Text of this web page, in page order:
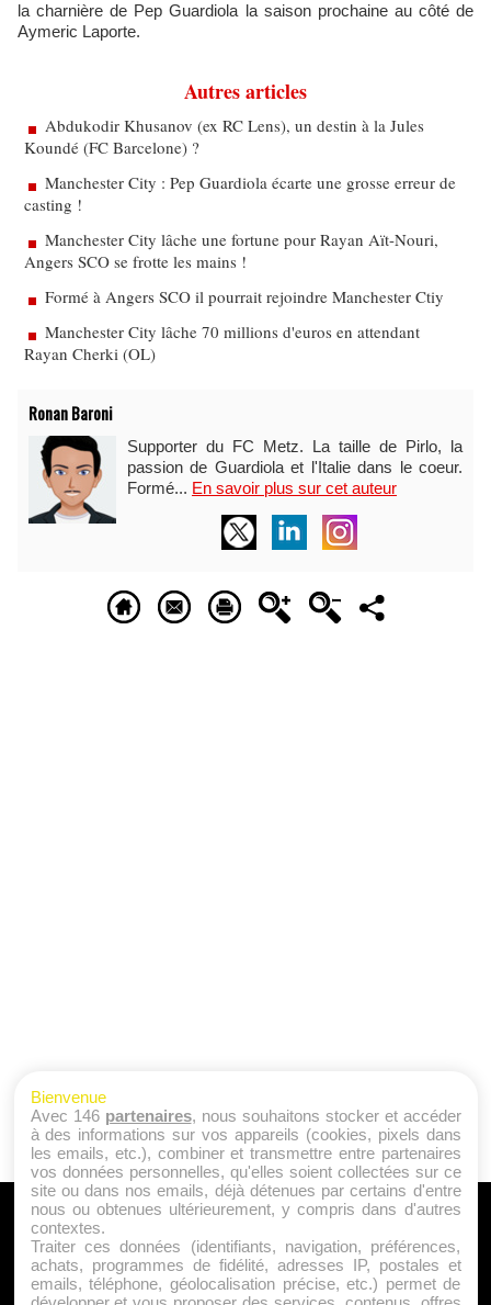
la charnière de Pep Guardiola la saison prochaine au côté de
Aymeric Laporte.
Autres articles
Abdukodir Khusanov (ex RC Lens), un destin à la Jules
Koundé (FC Barcelone) ?
Manchester City : Pep Guardiola écarte une grosse erreur de
casting !
Manchester City lâche une fortune pour Rayan Aït-Nouri,
Angers SCO se frotte les mains !
Formé à Angers SCO il pourrait rejoindre Manchester Ctiy
Manchester City lâche 70 millions d'euros en attendant
Rayan Cherki (OL)
Ronan Baroni
Supporter du FC Metz. La taille de Pirlo, la
passion de Guardiola et l'Italie dans le coeur.
Formé... En savoir plus sur cet auteur
A PROPOS
Qui sommes nous ?
Mentions Légales
Bienvenue
Avec 146 partenaires, nous souhaitons stocker et accéder
à des informations sur vos appareils (cookies, pixels dans
les emails, etc.), combiner et transmettre entre partenaires
vos données personnelles, qu'elles soient collectées sur ce
site ou dans nos emails, déjà détenues par certains d'entre
nous ou obtenues ultérieurement, y compris dans d'autres
contextes.
Traiter ces données (identifiants, navigation, préférences,
achats, programmes de fidélité, adresses IP, postales et
emails, téléphone, géolocalisation précise, etc.) permet de